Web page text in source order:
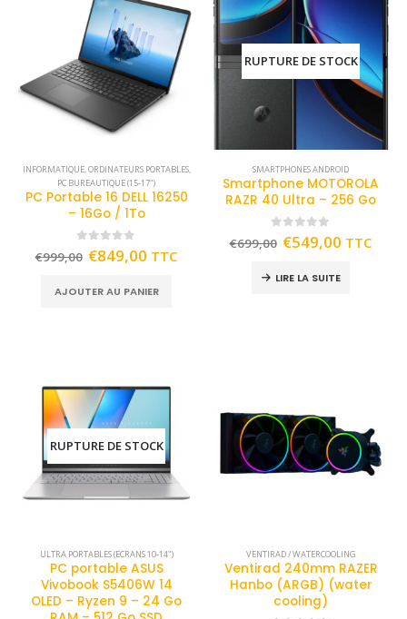
INFORMATIQUE,ORDINATEURS PORTABLES,
PC BUREAUTIQUE (15-17")
PC Portable 16 DELL 16250
– 16Go / 1To
out of 5
€999,00 €849,00 TTC
AJOUTER AU PANIER
RUPTURE DE STOCK
SMARTPHONES ANDROID
Smartphone MOTOROLA
RAZR 40 Ultra – 256 Go
out of 5
€699,00 €549,00 TTC
LIRE LA SUITE
RUPTURE DE STOCK
ULTRA PORTABLES (ECRANS 10-14")
PC portable ASUS
Vivobook S5406W 14
OLED – Ryzen 9 – 24 Go
VENTIRAD / WATERCOOLING
Ventirad 240mm RAZER
Hanbo (ARGB) (water
cooling)